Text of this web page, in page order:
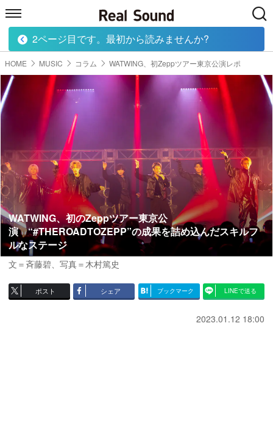
HOME MUSIC MOVIE TECH
HOME MUSIC コラム WATWING、初Zeppツアー東京公演レポ
WATWING、初のZeppツアー東京公
演 “#THEROADTOZEPP”の成果を詰め込んだスキルフ
ルなステージ
文＝斉藤碧、写真＝木村篤史
ポスト シェア ブックマーク LINEで送る
2023.01.12 18:00
2ページ目です。最初から読みませんか?